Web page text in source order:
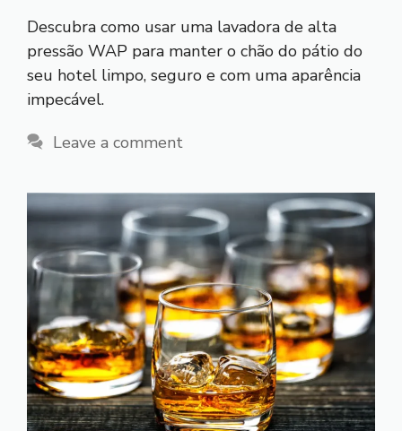
Descubra como usar uma lavadora de alta
pressão WAP para manter o chão do pátio do
seu hotel limpo, seguro e com uma aparência
impecável.
Leave a comment